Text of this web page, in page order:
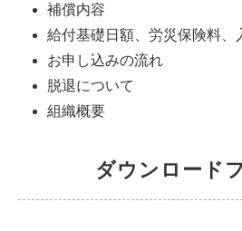
補償内容
給付基礎日額、労災保険料、
お申し込みの流れ
脱退について
組織概要
ダウンロード